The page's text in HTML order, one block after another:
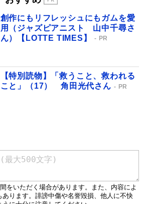
創作にもリフレッシュにもガムを愛
用（ジャズピアニスト 山中千尋さ
ん）【LOTTE TIMES】
PR
【特別読物】「救うこと、救われる
こと」（17） 角田光代さん
PR